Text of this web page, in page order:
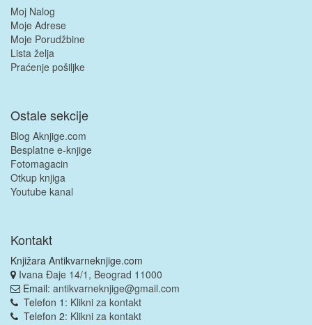
Moj Nalog
Moje Adrese
Moje Porudžbine
Lista želja
Praćenje pošiljke
Ostale sekcije
Blog Aknjige.com
Besplatne e-knjige
Fotomagacin
Otkup knjiga
Youtube kanal
Kontakt
Knjižara Antikvarneknjige.com
Ivana Đaje 14/1, Beograd 11000
Email: antikvarneknjige@gmail.com
Telefon 1: Klikni za kontakt
Telefon 2: Klikni za kontakt